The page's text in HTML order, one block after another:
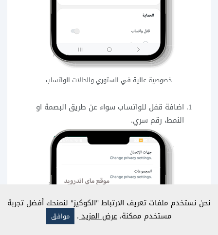
خصوصية عالية في الستوري والحالات الواتساب
اضافة قفل للواتساب سواء عن طريق البصمة او
النمط، رقم سري.
نحن نستخدم ملفات تعريف الارتباط "الكوكيز" لنمنحك أفضل تجربة
مستخدم ممكنة، عرض المزيد. موافق